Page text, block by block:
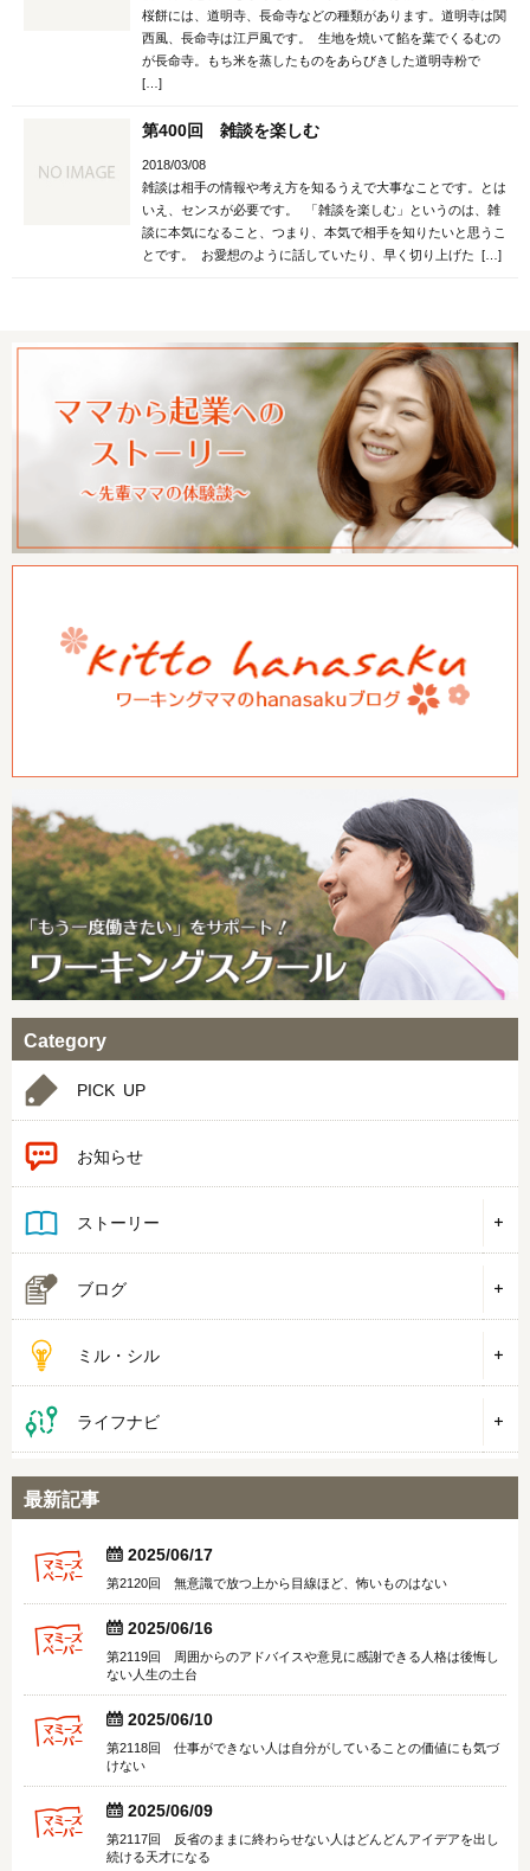
桜餅には、道明寺、長命寺などの種類があります。道明寺は関
西風、長命寺は江戸風です。 生地を焼いて餡を葉でくるむの
が長命寺。もち米を蒸したものをあらびきした道明寺粉で
[…]
第400回 雑談を楽しむ
2018/03/08
雑談は相手の情報や考え方を知るうえで大事なことです。とは
いえ、センスが必要です。 「雑談を楽しむ」というのは、雑
談に本気になること、つまり、本気で相手を知りたいと思うこ
とです。 お愛想のように話していたり、早く切り上げた […]
Category
PICK UP
お知らせ
ストーリー
ブログ
ミル・シル
ライフナビ
最新記事
  2025/06/17
第2120回 無意識で放つ上から目線ほど、怖いものはない
  2025/06/16
第2119回 周囲からのアドバイスや意見に感謝できる人格は後悔し
ない人生の土台
  2025/06/10
第2118回 仕事ができない人は自分がしていることの価値にも気づ
けない
  2025/06/09
第2117回 反省のままに終わらせない人はどんどんアイデアを出し
続ける天才になる